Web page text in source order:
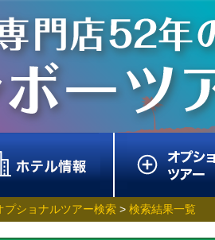
プショナルツアー検索 > 検索結果一覧